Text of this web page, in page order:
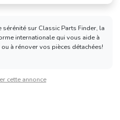
sérénité sur Classic Parts Finder, la
internationale qui vous aide à
à rénover vos pièces détachées!
cette annonce